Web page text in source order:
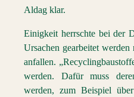
Aldag klar.
Einigkeit herrschte bei der
Ursachen gearbeitet
anfallen.
werden. Dafür muss
werden, zum Beispiel